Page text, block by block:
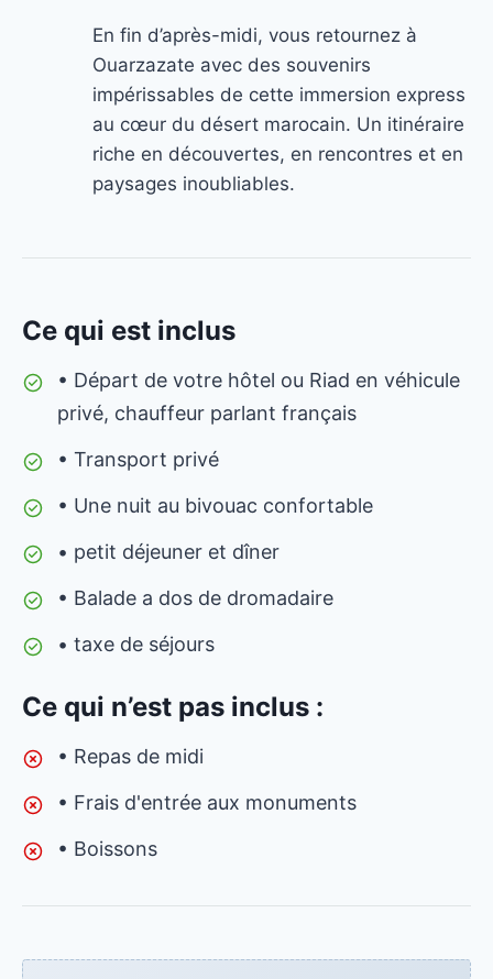
En fin d’après-midi, vous retournez à
Ouarzazate avec des souvenirs
impérissables de cette immersion express
au cœur du désert marocain. Un itinéraire
riche en découvertes, en rencontres et en
paysages inoubliables.
Ce qui est inclus
• Départ de votre hôtel ou Riad en véhicule
privé, chauffeur parlant français
• Transport privé
• Une nuit au bivouac confortable
• petit déjeuner et dîner
• Balade a dos de dromadaire
• taxe de séjours
Ce qui n’est pas inclus :
• Repas de midi
• Frais d'entrée aux monuments
• Boissons